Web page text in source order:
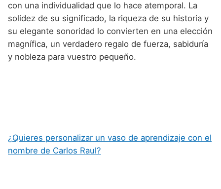
con una individualidad que lo hace atemporal. La
solidez de su significado, la riqueza de su historia y
su elegante sonoridad lo convierten en una elección
magnífica, un verdadero regalo de fuerza, sabiduría
y nobleza para vuestro pequeño.
¿Quieres personalizar un vaso de aprendizaje con el
nombre de Carlos Raul?